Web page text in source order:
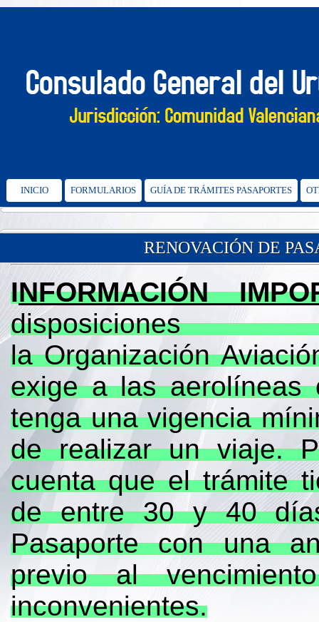
INICIO FORMULARIOS GUÍA DE TRÁMITES PASAPORTES
RENOVACIÓN DE
INFORMACIÓN
la Organización
exige a las aerolíneas
tenga una vigencia
de realizar un viaje.
cuenta que el trámite
de entre 30 y 40
Pasaporte con una
previo al
inconvenientes.